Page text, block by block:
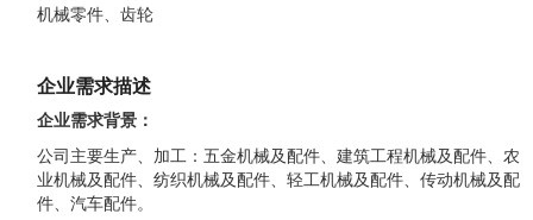
机械零件、齿轮
企业需求描述
企业需求背景：
公司主要生产、加工：五金机械及配件、建筑工程机械及配件、农
业机械及配件、纺织机械及配件、轻工机械及配件、传动机械及配
件、汽车配件。